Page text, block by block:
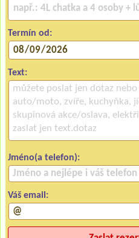
Termín od:
Text:
Jméno(a telefon):
Váš email: